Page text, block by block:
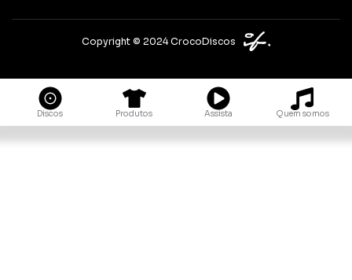
Copyright © 2024 CrocoDiscos
Discos Produtos Assista Quem somos